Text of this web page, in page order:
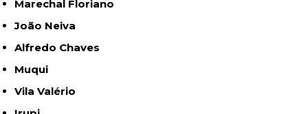
Marechal Floriano
João Neiva
Alfredo Chaves
Muqui
Vila Valério